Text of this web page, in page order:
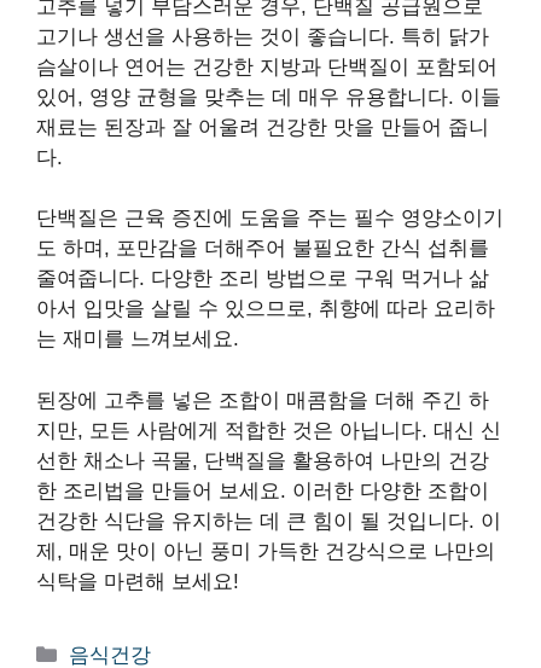
고추를 넣기 부담스러운 경우, 단백질 공급원으로
고기나 생선을 사용하는 것이 좋습니다. 특히 닭가
슴살이나 연어는 건강한 지방과 단백질이 포함되어
있어, 영양 균형을 맞추는 데 매우 유용합니다. 이들
재료는 된장과 잘 어울려 건강한 맛을 만들어 줍니
다.
단백질은 근육 증진에 도움을 주는 필수 영양소이기
도 하며, 포만감을 더해주어 불필요한 간식 섭취를
줄여줍니다. 다양한 조리 방법으로 구워 먹거나 삶
아서 입맛을 살릴 수 있으므로, 취향에 따라 요리하
는 재미를 느껴보세요.
된장에 고추를 넣은 조합이 매콤함을 더해 주긴 하
지만, 모든 사람에게 적합한 것은 아닙니다. 대신 신
선한 채소나 곡물, 단백질을 활용하여 나만의 건강
한 조리법을 만들어 보세요. 이러한 다양한 조합이
건강한 식단을 유지하는 데 큰 힘이 될 것입니다. 이
제, 매운 맛이 아닌 풍미 가득한 건강식으로 나만의
식탁을 마련해 보세요!
카
음식건강